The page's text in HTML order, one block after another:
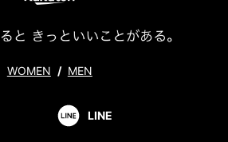
WOMEN / MEN
LINE